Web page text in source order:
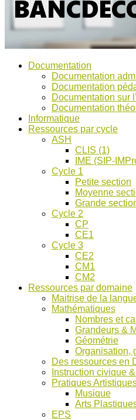
Bancs
d’Ecole
pour
discussions
Documentation
Documentation
Documentation
Documentation sur
Documentation
Informatique
Ressources par cycle
ASH
CLIS (1)
IME (SIP-
Cycle 1
Petite section
Moyenne
Grande
Cycle 2
CP
CE1
Cycle 3
CE2
CM1
CM2
Ressources par domaine
Maitrise de la
Mathématiques
Nombres et
Grandeurs &
Géométrie
Organisation,
Des ressources en
Instruction civique
Pratiques
Musique
Arts
EPS